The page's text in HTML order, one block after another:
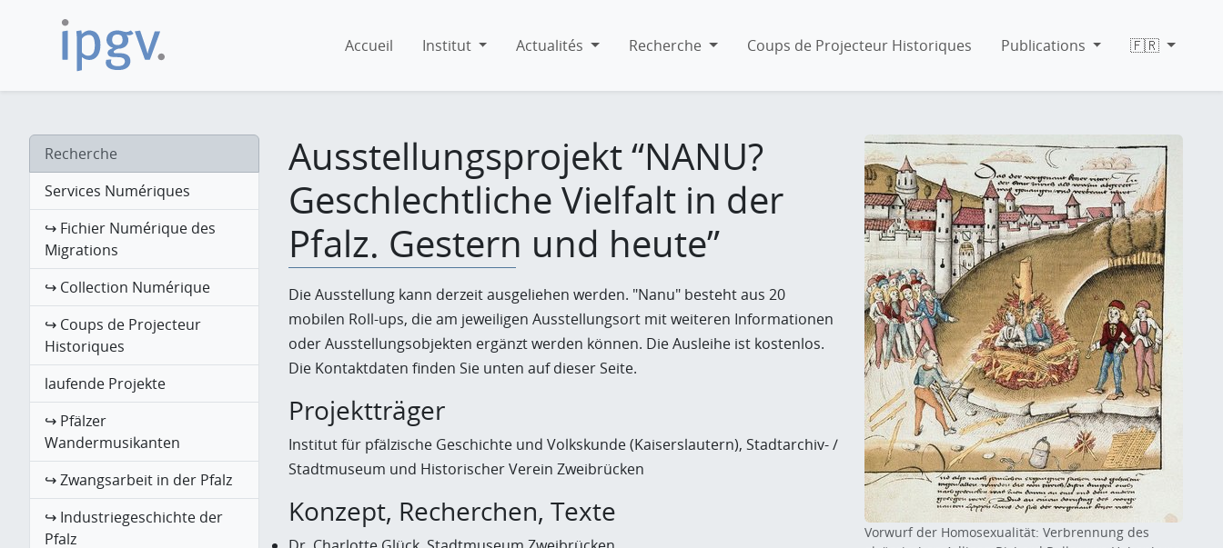
Accueil Institut Actualités Recherche Coups de Projecteur Historiques Publications 🇫🇷
Recherche
Services Numériques
↪ Fichier Numérique des
Migrations
↪ Collection Numérique
↪ Coups de Projecteur
Historiques
laufende Projekte
↪ Pfälzer
Wandermusikanten
↪ Zwangsarbeit in der Pfalz
↪ Industriegeschichte der
Pfalz
Vorwurf der Homosexualität: Verbrennung des
Ausstellungsprojekt “NANU?
Geschlechtliche Vielfalt in der
Pfalz. Gestern und heute”
Die Ausstellung kann derzeit ausgeliehen werden. "Nanu" besteht aus 20
mobilen Roll-ups, die am jeweiligen Ausstellungsort mit weiteren Informationen
oder Ausstellungsobjekten ergänzt werden können. Die Ausleihe ist kostenlos.
Die Kontaktdaten finden Sie unten auf dieser Seite.
Projektträger
Institut für pfälzische Geschichte und Volkskunde (Kaiserslautern), Stadtarchiv- /
Stadtmuseum und Historischer Verein Zweibrücken
Konzept, Recherchen, Texte